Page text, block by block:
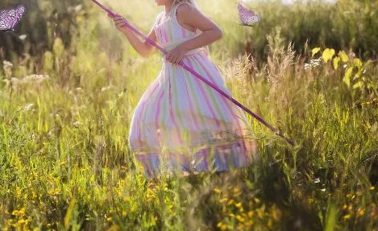
] Escursioni in Sicilia con bambini: itinerari imperdibili (+ consigli utili)- Parte 1
] Vendemmia con i bambini in Sicilia, dove andare?
FATTORIE
] Visitare la Fiumara d’Arte con i bambini, quando la natura incontra l’arte
] Cosa fare in Sicilia con i bambini: mare, attività e tour a prova di famiglia